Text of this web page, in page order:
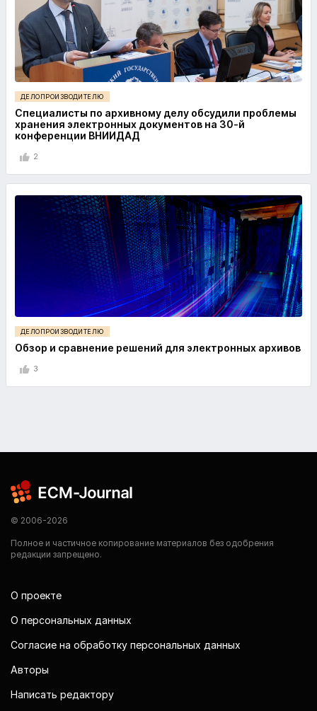
ДЕЛОПРОИЗВОДИТЕЛЮ
Специалисты по архивному делу обсудили проблемы
хранения электронных документов на 30-й
конференции ВНИИДАД
2
ДЕЛОПРОИЗВОДИТЕЛЮ
Обзор и сравнение решений для электронных архивов
3
© 2006-2026
Полное и частичное копирование материалов без одобрения
редакции запрещено.
О проекте
О персональных данных
Согласие на обработку персональных данных
Авторы
Написать редактору